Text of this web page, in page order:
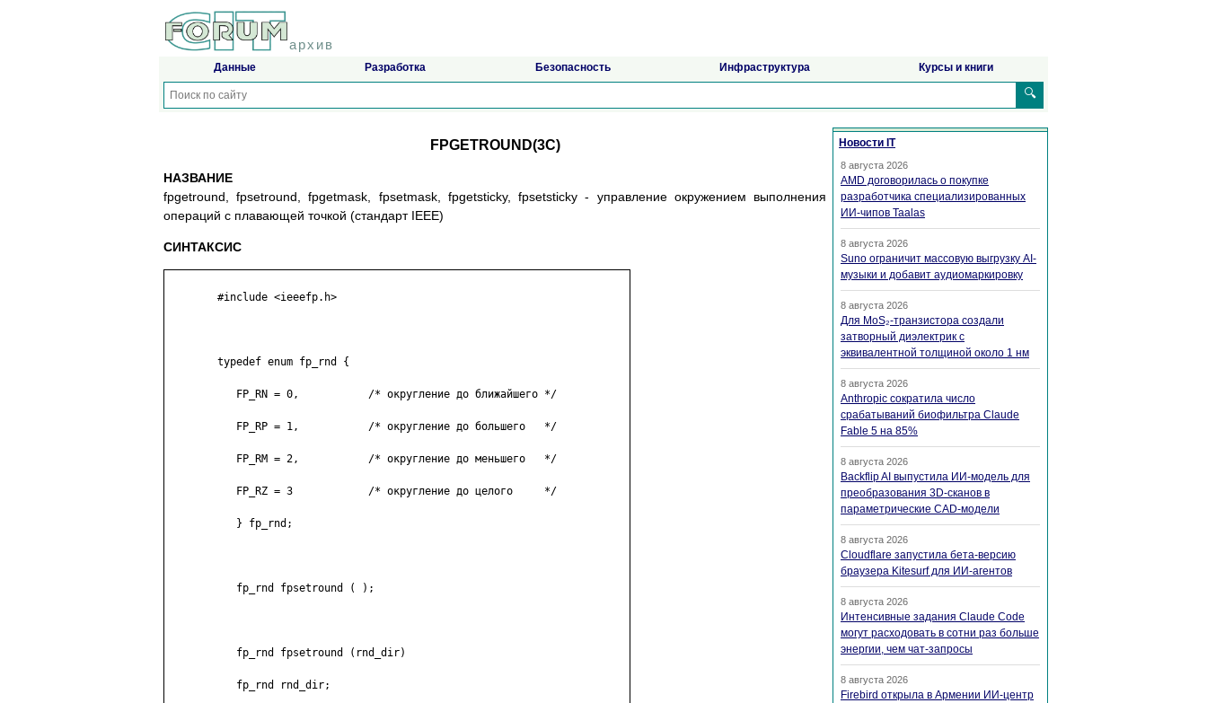
архив
Данные Разработка Безопасность Инфраструктура Курсы и книги
🔍
FPGETROUND(3C)
НАЗВАНИЕ
fpgetround, fpsetround, fpgetmask, fpsetmask, fpgetsticky, fpsetsticky - управление окружением выполнения
операций с плавающей точкой (стандарт IEEE)
СИНТАКСИС
Новости IT
8 августа 2026
AMD договорилась о покупке
разработчика специализированных
ИИ-чипов Taalas
8 августа 2026
Suno ограничит массовую выгрузку AI-
музыки и добавит аудиомаркировку
8 августа 2026
Для MoS₂-транзистора создали
затворный диэлектрик с
эквивалентной толщиной около 1 нм
8 августа 2026
Anthropic сократила число
срабатываний биофильтра Claude
Fable 5 на 85%
8 августа 2026
Backflip AI выпустила ИИ-модель для
преобразования 3D-сканов в
параметрические CAD-модели
8 августа 2026
Cloudflare запустила бета-версию
браузера Kitesurf для ИИ-агентов
8 августа 2026
Интенсивные задания Claude Code
могут расходовать в сотни раз больше
энергии, чем чат-запросы
8 августа 2026
Firebird открыла в Армении ИИ-центр